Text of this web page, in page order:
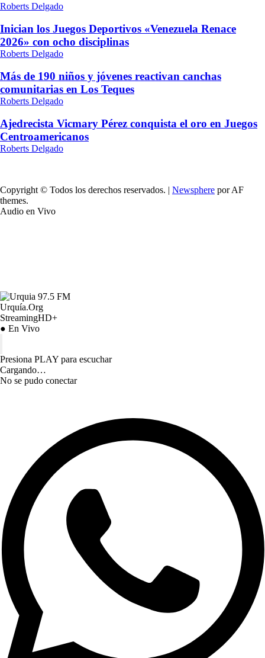
Roberts Delgado
Inician los Juegos Deportivos «Venezuela Renace
2026» con ocho disciplinas
Roberts Delgado
Más de 190 niños y jóvenes reactivan canchas
comunitarias en Los Teques
Roberts Delgado
Ajedrecista Vicmary Pérez conquista el oro en Juegos
Centroamericanos
Roberts Delgado
Copyright © Todos los derechos reservados. | Newsphere por AF
themes.
Audio en Vivo
Urquía.Org
StreamingHD+
● En Vivo
Presiona PLAY para escuchar
Cargando…
No se pudo conectar